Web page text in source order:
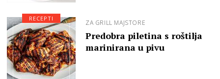
ZA GRILL MAJSTORE
Predobra piletina s roštilja
marinirana u pivu
RECEPTI